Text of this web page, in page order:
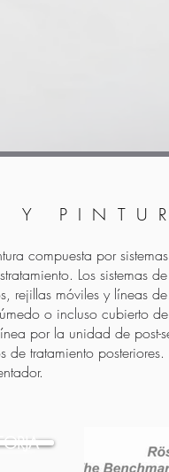
Y
compuesta por
Los sistemas
rejillas móviles y líneas
o incluso cubierto
por la unidad de
de tratamiento